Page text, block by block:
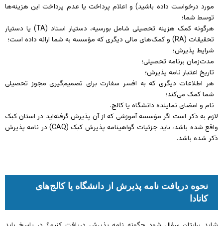
مورد درخواست داده باشید) و اعلام پرداخت یا عدم پرداخت این هزینه‌ها
توسط شما؛
هرگونه کمک هزینه تحصیلی شامل بورسیه، دستیار استاد (TA) یا دستیار
تحقیقات (RA) و کمک‌های مالی دیگری که مؤسسه به شما ارائه داده است؛
شرایط پذیرش؛
مدت‌زمان برنامه تحصیلی؛
تاریخ اعتبار نامه پذیرش؛
هر اطلاعات دیگری که به افسر سفارت برای تصمیم‌گیری مجوز تحصیلی
شما کمک می‌کند؛
نام و امضای نماینده دانشگاه یا کالج.
لازم به ذکر است اگر مؤسسه آموزشی که از آن پذیرش گرفته‌اید در استان کبک
واقع شده باشد، باید جزئیات گواهینامه پذیرش کبک (CAQ) در نامه پذیرش
ذکر شده باشد.
نحوه دریافت نامه پذیرش از دانشگاه‌ یا کالج‌‌‌های
کانادا